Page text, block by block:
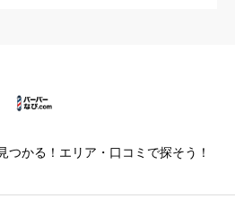
つかる！エリア・口コミで探そう！